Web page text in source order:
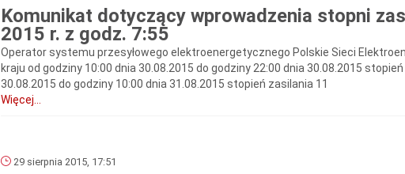
Komunikat dotyczący wprowadzenia stopni
2015 r. z godz. 7:55
Operator systemu przesyłowego elektroenergetycznego Polskie Sieci
kraju od godziny 10:00 dnia 30.08.2015 do godziny 22:00 dnia 30.08.2015
30.08.2015 do godziny 10:00 dnia 31.08.2015 stopień zasilania 11
Więcej...
29 sierpnia 2015, 17:51